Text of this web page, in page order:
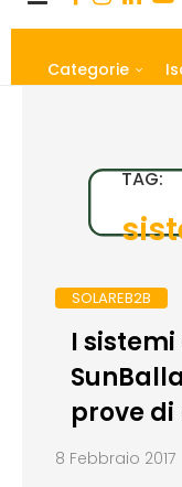
Categorie
TAG:
SOLAREB2B
I
prove
8 Febbraio 2017